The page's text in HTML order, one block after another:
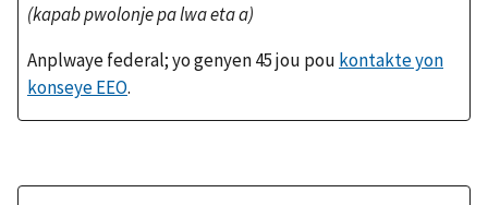
(kapab pwolonje pa lwa eta a)
Anplwaye federal; yo genyen 45 jou pou kontakte yon
konseye EEO.